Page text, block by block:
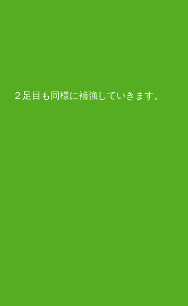
２足目も同様に補強していきます。